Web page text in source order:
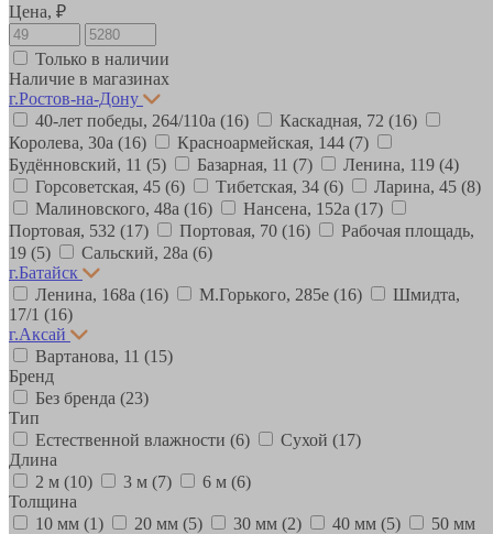
Цена, ₽
Только в наличии
Наличие в магазинах
г.Ростов-на-Дону
40-лет победы, 264/110а (16) Каскадная, 72 (16)
Королева, 30а (16) Красноармейская, 144 (7)
Будённовский, 11 (5) Базарная, 11 (7) Ленина, 119 (4)
Горсоветская, 45 (6) Тибетская, 34 (6) Ларина, 45 (8)
Малиновского, 48а (16) Нансена, 152а (17)
Портовая, 532 (17) Портовая, 70 (16)
Рабочая площадь,
19 (5) Сальский, 28a (6)
г.Батайск
Ленина, 168а (16) М.Горького, 285е (16)
Шмидта,
17/1 (16)
г.Аксай
Вартанова, 11 (15)
Бренд
Без бренда (23)
Тип
Естественной влажности (6) Сухой (17)
Длина
2 м (10) 3 м (7) 6 м (6)
Толщина
10 мм (1) 20 мм (5) 30 мм (2) 40 мм (5)
50 мм